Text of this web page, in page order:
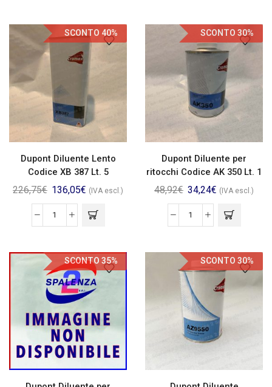
SCONTO 40%
Dupont Diluente Lento
Codice XB 387 Lt. 5
226,75€ 136,05€ (IVA escl.)
SCONTO 30%
Dupont Diluente per
ritocchi Codice AK 350 Lt. 1
48,92€ 34,24€ (IVA escl.)
SCONTO 35% SCONTO 30%